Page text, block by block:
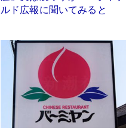
ルド広報に聞いてみると